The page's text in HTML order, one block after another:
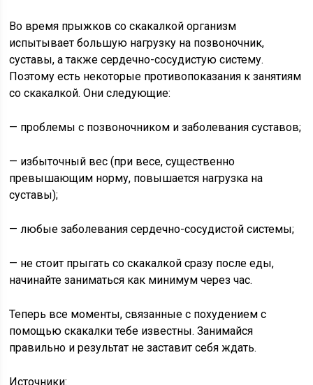
Во время прыжков со скакалкой организм
испытывает большую нагрузку на позвоночник,
суставы, а также сердечно-сосудистую систему.
Поэтому есть некоторые противопоказания к занятиям
со скакалкой. Они следующие:
— проблемы с позвоночником и заболевания суставов;
— избыточный вес (при весе, существенно
превышающим норму, повышается нагрузка на
суставы);
— любые заболевания сердечно-сосудистой системы;
— не стоит прыгать со скакалкой сразу после еды,
начинайте заниматься как минимум через час.
Теперь все моменты, связанные с похудением с
помощью скакалки тебе известны. Занимайся
правильно и результат не заставит себя ждать.
Источники: